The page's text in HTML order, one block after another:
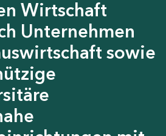
Wirtschaft
Unternehmen
sowie